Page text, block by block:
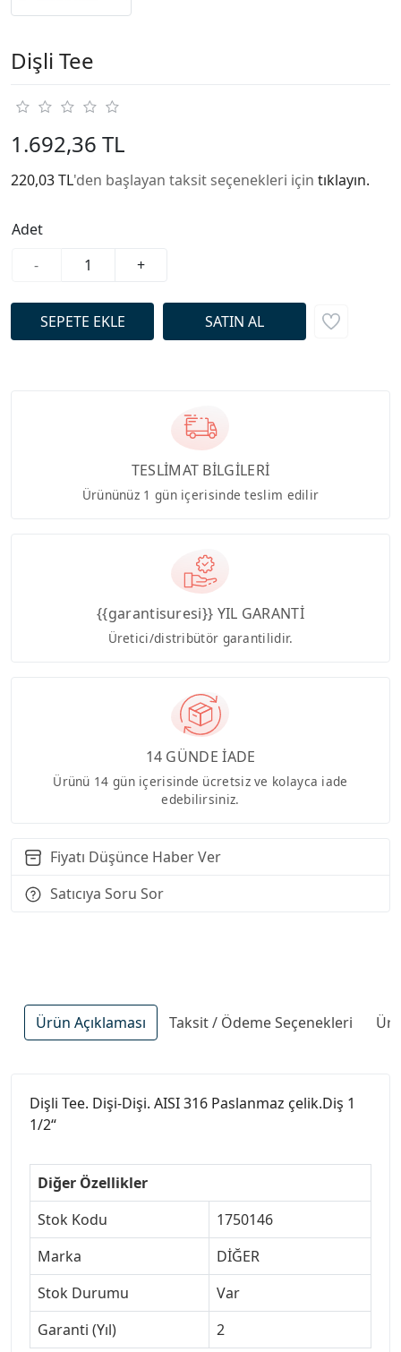
Dişli Tee
1.692,36 TL
220,03 TL'den başlayan taksit seçenekleri için tıklayın.
Adet
-
+
TESLİMAT BİLGİLERİ
Ürününüz 1 gün içerisinde teslim edilir
{{garantisuresi}} YIL GARANTİ
Üretici/distribütör garantilidir.
14 GÜNDE İADE
Ürünü 14 gün içerisinde ücretsiz ve kolayca iade
edebilirsiniz.
Fiyatı Düşünce Haber Ver
Satıcıya Soru Sor
Ürün Açıklaması Taksit / Ödeme Seçenekleri
Dişli Tee. Dişi-Dişi. AISI 316 Paslanmaz çelik.Diş 1
1/2“
Diğer Özellikler
Stok Kodu
1750146
Marka
DİĞER
Stok Durumu
Var
Garanti (Yıl)
2